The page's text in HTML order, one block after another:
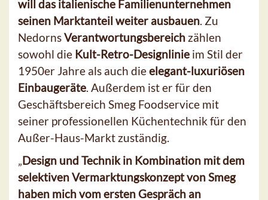
will das italienische Familienunternehmen
seinen Marktanteil weiter ausbauen. Zu
NedornsVerantwortungsbereich zählen
sowohl die Kult-Retro-Designlinie im Stil der
1950er Jahre als auch dieelegant-luxuriösen
Einbaugeräte. Außerdem ist er für den
Geschäftsbereich Smeg Foodservice mit
seiner professionellen Küchentechnik für den
Außer-Haus-Markt zuständig.
„Design und Technik in Kombination mit dem
selektiven Vermarktungskonzept von Smeg
haben mich vom ersten Gespräch an